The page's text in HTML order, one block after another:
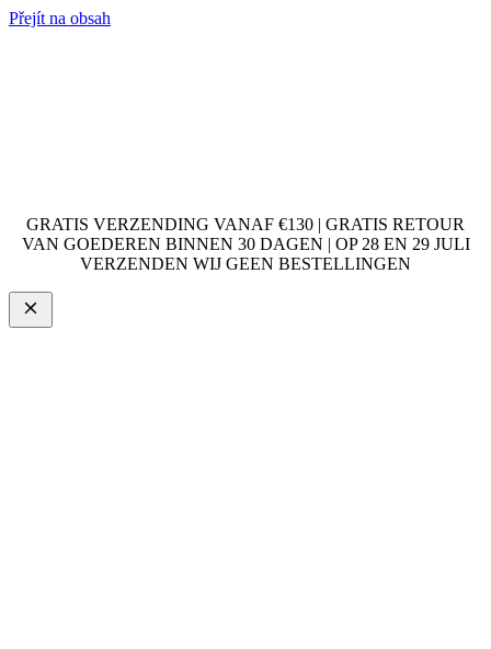
Přejít na obsah
GRATIS VERZENDING VANAF €130 | GRATIS RETOUR
VAN GOEDEREN BINNEN 30 DAGEN | OP 28 EN 29 JULI
VERZENDEN WIJ GEEN BESTELLINGEN